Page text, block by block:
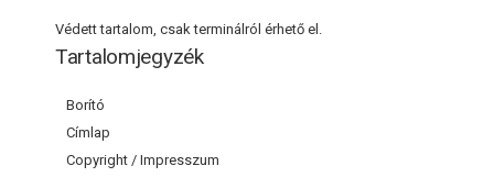
Védett tartalom, csak terminálról érhető el.
Tartalomjegyzék
Borító
Címlap
Copyright / Impresszum